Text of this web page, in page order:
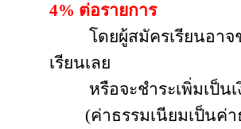
4% ต่อรายการ
โดยผู้สมัครเรียนอา
เรียนเลย
หรือจะชำระเพิ่มเป็
(ค่าธรรมเนียมเป็นค่